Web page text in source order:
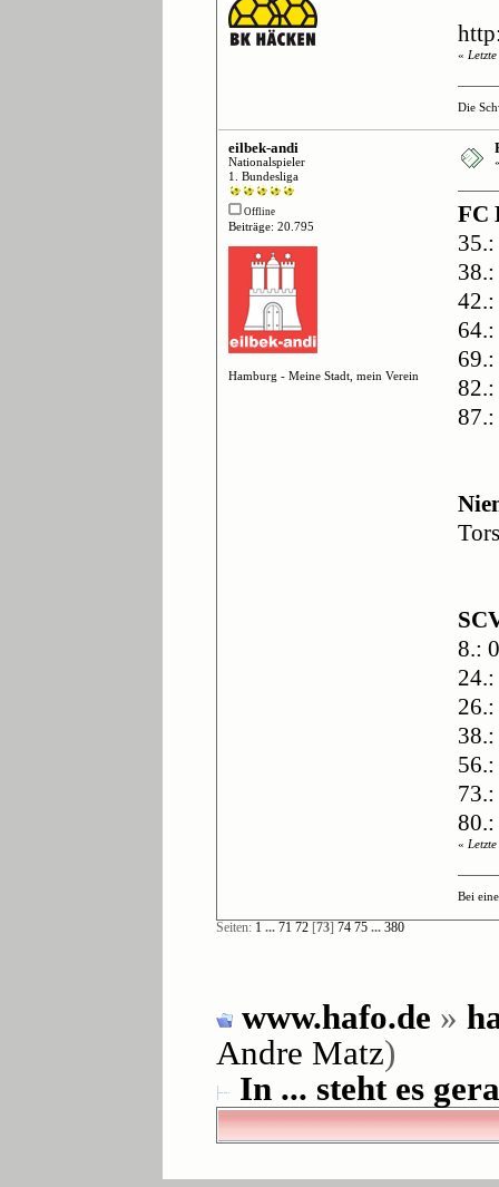
«
Die
eilbek-andi
Nationalspieler
1. Bundesliga
Offline
Beiträge: 20.795
Hamburg - Meine Stadt, mein Verein
FC
35.:
42.:
8.:
«
Bei
Seiten: 1 ... 71 72[ 73] 74 75 ... 380
www.hafo.de »
Andre Matz)
In ... steht es